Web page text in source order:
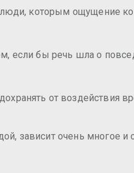
люди, которым ощущение
если бы речь шла о
от воздействия
зависит очень многое и